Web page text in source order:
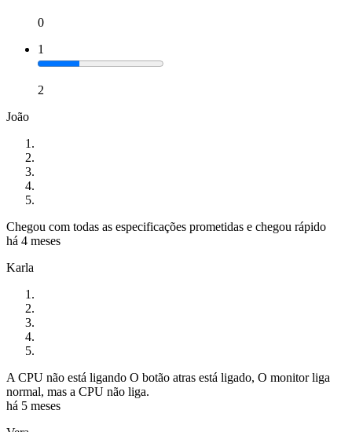
0
1
2
João
Chegou com todas as especificações prometidas e chegou rápido
há 4 meses
Karla
A CPU não está ligando O botão atras está ligado, O monitor liga
normal, mas a CPU não liga.
há 5 meses